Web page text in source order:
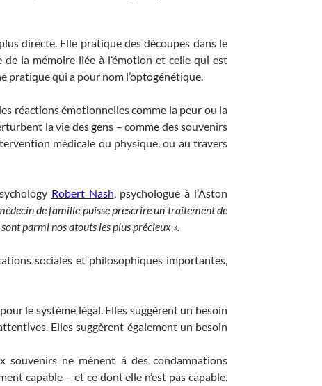
directe. Elle pratique des découpes dans le
la mémoire liée à l’émotion et celle qui est
pratique qui a pour nom l’optogénétique.
réactions émotionnelles comme la peur ou la
la vie des gens – comme des souvenirs
médicale ou physique, ou au travers
Robert Nash, psychologue à l’Aston
de famille puisse prescrire un traitement de
parmi nos atouts les plus précieux ».
sociales et philosophiques importantes,
le système légal. Elles suggèrent un besoin
Elles suggèrent également un besoin
souvenirs ne mènent à des condamnations
capable – et ce dont elle n’est pas capable.